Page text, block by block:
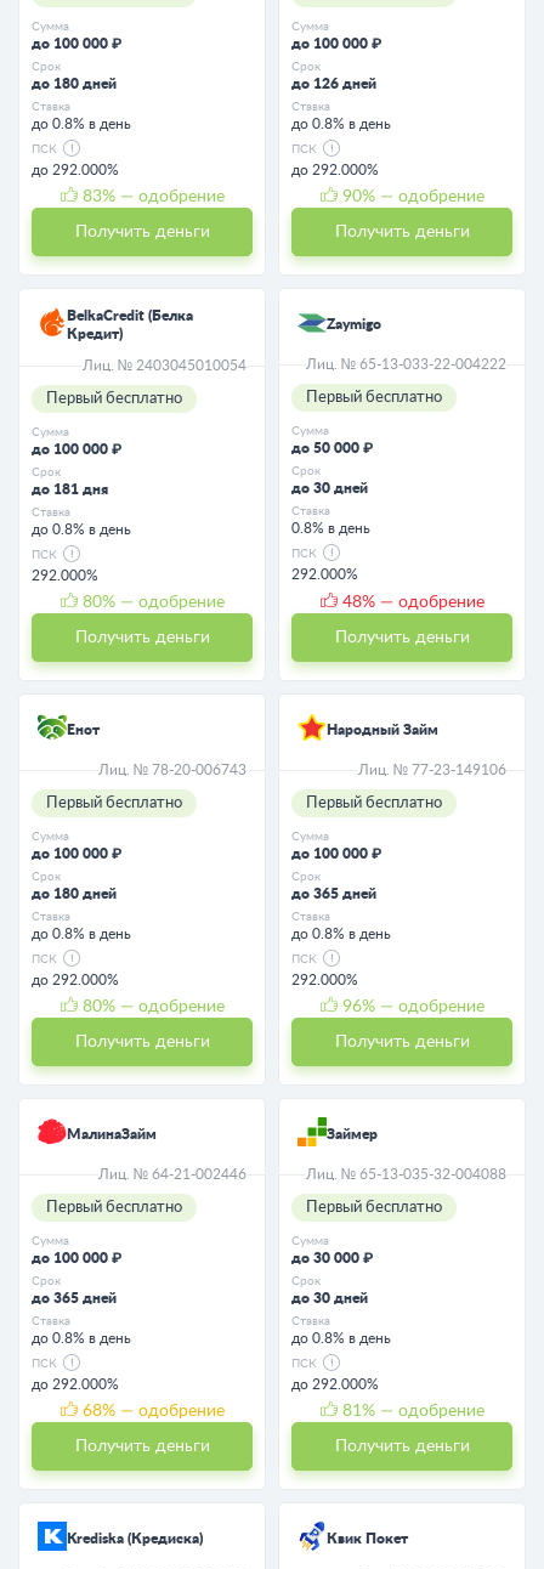
Сумма
до 100 000 ₽
Срок
до 180 дней
Ставка
до 0.8% в день
ПСК
до 292.000%
83% — одобрение
Получить деньги
Сумма
до 100 000 ₽
Срок
до 126 дней
Ставка
до 0.8% в день
ПСК
до 292.000%
90% — одобрение
Получить деньги
BelkaCredit (Белка
Кредит)
Лиц. № 2403045010054
Первый бесплатно
Сумма
до 100 000 ₽
Срок
до 181 дня
Ставка
до 0.8% в день
ПСК
292.000%
80% — одобрение
Получить деньги
Zaymigo
Лиц. № 65-13-033-22-004222
Первый бесплатно
Сумма
до 50 000 ₽
Срок
до 30 дней
Ставка
0.8% в день
ПСК
292.000%
48% — одобрение
Получить деньги
Енот
Лиц. № 78-20-006743
Первый бесплатно
Сумма
до 100 000 ₽
Срок
до 180 дней
Ставка
до 0.8% в день
ПСК
до 292.000%
80% — одобрение
Получить деньги
Народный Займ
Лиц. № 77-23-149106
Первый бесплатно
Сумма
до 100 000 ₽
Срок
до 365 дней
Ставка
до 0.8% в день
ПСК
292.000%
96% — одобрение
Получить деньги
МалинаЗайм
Лиц. № 64-21-002446
Первый бесплатно
Сумма
до 100 000 ₽
Срок
до 365 дней
Ставка
до 0.8% в день
ПСК
до 292.000%
68% — одобрение
Получить деньги
Займер
Лиц. № 65-13-035-32-004088
Первый бесплатно
Сумма
до 30 000 ₽
Срок
до 30 дней
Ставка
до 0.8% в день
ПСК
до 292.000%
81 % — одобрение
Получить деньги
Krediska (Кредиска) Квик Покет